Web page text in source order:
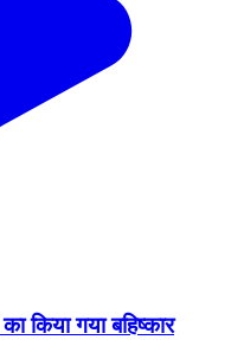
किया गया बहिष्कार